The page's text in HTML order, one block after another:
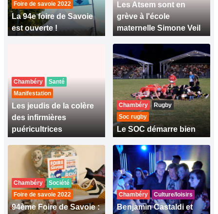
Foire de savoie 2022
La 94e foire de Savoie
est ouverte !
Les Atsem sont en
grève à l'école
maternelle Simone Veil
Chambéry
Santé
Manifestation
Les jeudis de la colère
des infirmières
puéricultrices
Chambéry
Rugby
Soc rugby
Le SOC démarre bien
Chambéry
Société
Foire de savoie 2022
94ème Foire de Savoie :
Chambéry Culture/loisirs
Benjamin Castaldi et